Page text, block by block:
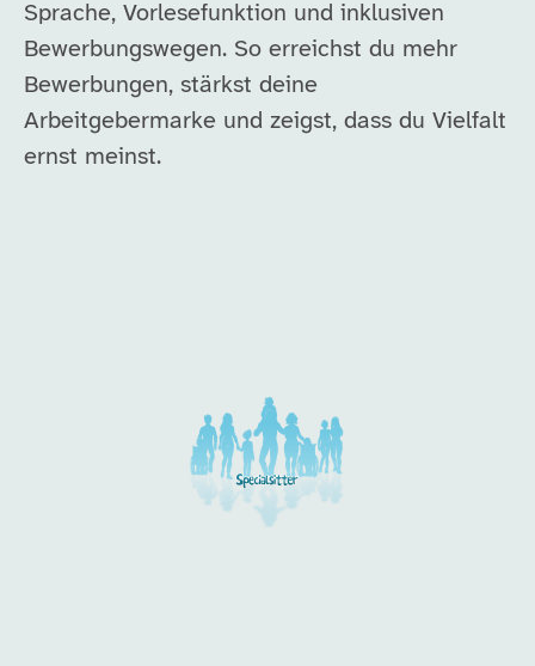
Sprache, Vorlesefunktion und inklusiven
Bewerbungswegen. So erreichst du mehr
Bewerbungen, stärkst deine
Arbeitgebermarke und zeigst, dass du Vielfalt
ernst meinst.
Unsere Arbeitgeber in